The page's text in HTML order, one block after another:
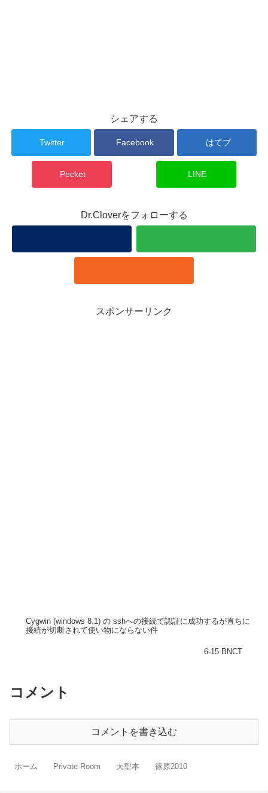
シェアする
Twitter Facebook はてブ
Pocket LINE
Dr.Cloverをフォローする
スポンサーリンク
Cygwin (windows 8.1) の sshへの接続で認証に成功するが直ちに
接続が切断されて使い物にならない件
6-15 BNCT
コメント
コメントを書き込む
ホーム Private Room 大型本 篠原2010